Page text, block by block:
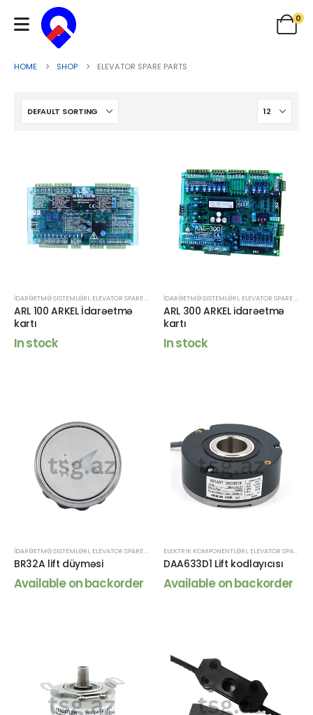
0
HOME SHOP ELEVATOR SPARE PARTS
İDARƏETMƏ SISTEMLƏRI, ELEVATOR SPARE PARTS
ARL 100 ARKEL İdarəetmə
kartı
In stock
İDARƏETMƏ SISTEMLƏRI, ELEVATOR SPARE PARTS
ARL 300 ARKEL idarəetmə
kartı
In stock
İDARƏETMƏ SISTEMLƏRI, ELEVATOR SPARE PARTS
BR32A lift düyməsi
Available on backorder
ELEKTRIK KOMPONENTLƏRI, ELEVATOR SPARE PARTS
DAA633D1 Lift kodlayıcısı
Available on backorder